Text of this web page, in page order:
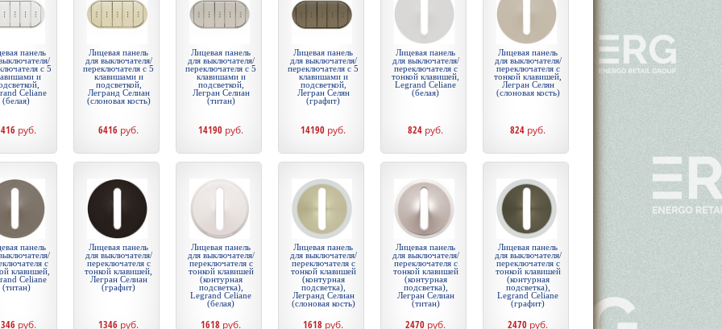
панель
с 5
и
Celiane
(белая)
руб.
Лицевая панель
для выключателя/
переключателя с 5
клавишами и
подсветкой,
Легранд Селиан
(слоновая кость)
6416 руб.
Лицевая панель
для выключателя/
переключателя с 5
клавишами и
подсветкой,
Легран Селиан
(титан)
14190 руб.
Лицевая панель
для выключателя/
переключателя с 5
клавишами и
подсветкой,
Легран Селян
(графит)
14190 руб.
Лицевая панель
для выключателя/
переключателя с
тонкой клавишей,
Legrand Celiane
(белая)
824 руб.
Лицевая панель
для выключателя/
переключателя с
тонкой клавишей,
Легран Селян
(слоновая кость)
824 руб.
панель
с
клавишей,
Celiane
(титан)
руб.
Лицевая панель
для выключателя/
переключателя с
тонкой клавишей,
Легран Селиан
(графит)
1346 руб.
Лицевая панель
для выключателя/
переключателя с
тонкой клавишей
(контурная
подсветка),
Legrand Celiane
(белая)
1618 руб.
Лицевая панель
для выключателя/
переключателя с
тонкой клавишей
(контурная
подсветка),
Легранд Селиан
(слоновая кость)
1618 руб.
Лицевая панель
для выключателя/
переключателя с
тонкой клавишей
(контурная
подсветка),
Легран Селиан
(титан)
2470 руб.
Лицевая панель
для выключателя/
переключателя с
тонкой клавишей
(контурная
подсветка),
Legrand Celiane
(графит)
2470 руб.